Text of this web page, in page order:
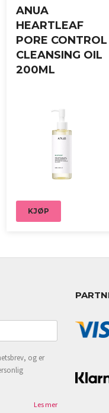
ANUA
HEARTLEAF
PORE CONTROL
CLEANSING OIL
200ML
KJØP
og er
Les mer